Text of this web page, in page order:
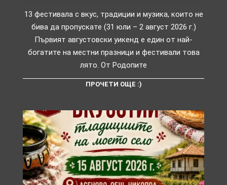
13 фестивала с вкус, традиции и музика, които не
бива да пропускате (31 юли – 2 август 2026 г.)
Първият августовски уикенд е един от най-
богатите на местни празници и фестивали това
лято. От Родопите
ПРОЧЕТИ ОЩЕ :)